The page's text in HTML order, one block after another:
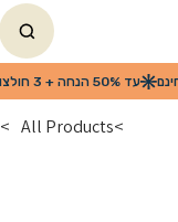
>
All Products
>